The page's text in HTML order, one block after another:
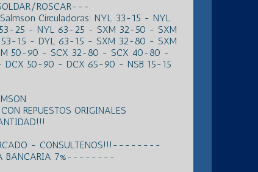
ROSCAR---
Circuladoras: NYL 33-15 - NYL
25 - NYL 63-25 - SXM 32-50 - SXM
15 - DYL 63-15 - SXM 32-80 - SXM
50-90 - SCX 32-80 - SCX 40-80 -
50-90 - DCX 65-90 - NSB 15-15
REPUESTOS ORIGINALES
- CONSULTENOS!!!--------
BANCARIA 7%--------